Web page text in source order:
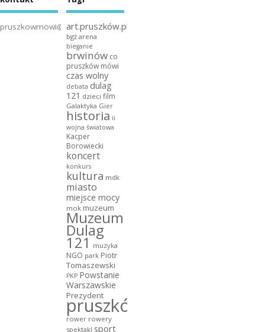
pruszkowmowi@gmail.com
art.pruszków.pl
bgż arena
bieganie
brwinów co
pruszków mówi
czas wolny
debata dulag
121 dzieci film
Galaktyka Gier
historia ii
wojna światowa
Kacper
Borowiecki
koncert
konkurs
kultura mdk
miasto
miejsce mocy
mok muzeum
Muzeum
Dulag
121 muzyka
NGO park Piotr
Tomaszewski
PKP Powstanie
Warszawskie
Prezydent
pruszków
rower rowery
spektakl sport